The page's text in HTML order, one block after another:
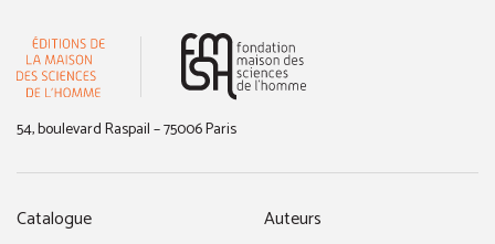
54, boulevard Raspail – 75006 Paris
Catalogue
Auteurs